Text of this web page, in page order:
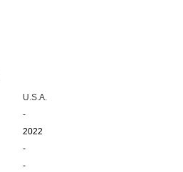
U.S.A.
-
2022
-
-